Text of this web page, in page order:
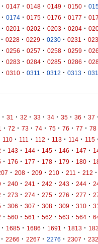
· 0147 · 0148 · 0149 · 0150 ·
· 0174 · 0175 · 0176 · 0177 ·
· 0201 · 0202 · 0203 · 0204 ·
· 0228 · 0229 · 0230 · 0231 ·
· 0256 · 0257 · 0258 · 0259 ·
· 0283 · 0284 · 0285 · 0286 ·
· 0310 · 0311 · 0312 · 0313 ·
· 31 · 32 · 33 · 34 · 35 · 36 · 37 ·
· 72 · 73 · 74 · 75 · 76 · 77 · 78
110 · 111 · 112 · 113 · 114 · 115 ·
· 143 · 144 · 145 · 146 · 147 ·
· 176 · 177 · 178 · 179 · 180 ·
· 208 · 209 · 210 · 211 · 212 ·
· 240 · 241 · 242 · 243 · 244 ·
· 273 · 274 · 275 · 276 · 277 ·
· 306 · 307 · 308 · 309 · 310 ·
· 560 · 561 · 562 · 563 · 564 ·
· 1685 · 1686 · 1691 · 1813 ·
· 2266 · 2267 · 2276 · 2307 ·